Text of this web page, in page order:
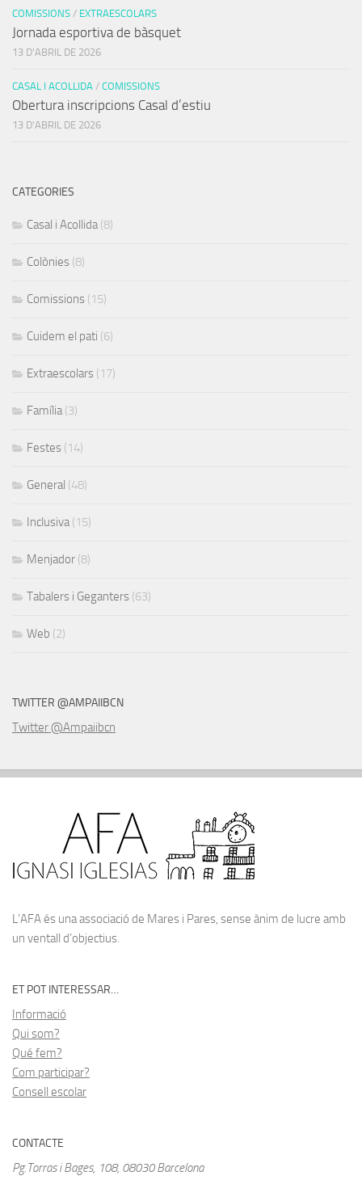
COMISSIONS / EXTRAESCOLARS
Jornada esportiva de bàsquet
13 D'ABRIL DE 2026
CASAL I ACOLLIDA / COMISSIONS
Obertura inscripcions Casal d’estiu
13 D'ABRIL DE 2026
CATEGORIES
Casal i Acollida (8)
Colònies (8)
Comissions (15)
Cuidem el pati (6)
Extraescolars (17)
Família (3)
Festes (14)
General (48)
Inclusiva (15)
Menjador (8)
Tabalers i Geganters (63)
Web (2)
TWITTER @AMPAIIBCN
Twitter @Ampaiibcn
L’AFA és una associació de Mares i Pares, sense ànim de lucre amb
un ventall d’objectius.
ET POT INTERESSAR…
Informació
Qui som?
Qué fem?
Com participar?
Consell escolar
CONTACTE
Pg.Torras i Bages, 108, 08030 Barcelona